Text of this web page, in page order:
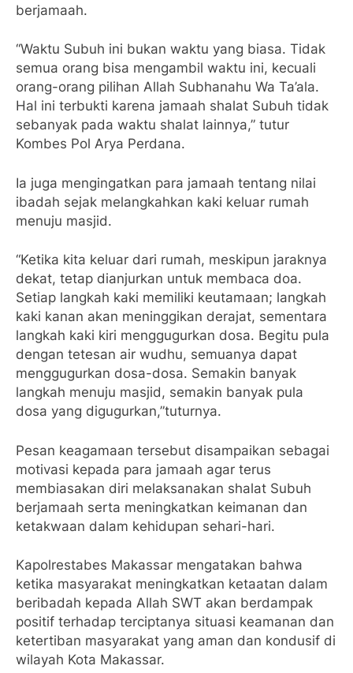
berjamaah.
“Waktu Subuh ini bukan waktu yang biasa. Tidak
semua orang bisa mengambil waktu ini, kecuali
orang-orang pilihan Allah Subhanahu Wa Ta’ala.
Hal ini terbukti karena jamaah shalat Subuh tidak
sebanyak pada waktu shalat lainnya,” tutur
Kombes Pol Arya Perdana.
Ia juga mengingatkan para jamaah tentang nilai
ibadah sejak melangkahkan kaki keluar rumah
menuju masjid.
“Ketika kita keluar dari rumah, meskipun jaraknya
dekat, tetap dianjurkan untuk membaca doa.
Setiap langkah kaki memiliki keutamaan; langkah
kaki kanan akan meninggikan derajat, sementara
langkah kaki kiri menggugurkan dosa. Begitu pula
dengan tetesan air wudhu, semuanya dapat
menggugurkan dosa-dosa. Semakin banyak
langkah menuju masjid, semakin banyak pula
dosa yang digugurkan,”tuturnya.
Pesan keagamaan tersebut disampaikan sebagai
motivasi kepada para jamaah agar terus
membiasakan diri melaksanakan shalat Subuh
berjamaah serta meningkatkan keimanan dan
ketakwaan dalam kehidupan sehari-hari.
Kapolrestabes Makassar mengatakan bahwa
ketika masyarakat meningkatkan ketaatan dalam
beribadah kepada Allah SWT akan berdampak
positif terhadap terciptanya situasi keamanan dan
ketertiban masyarakat yang aman dan kondusif di
wilayah Kota Makassar.